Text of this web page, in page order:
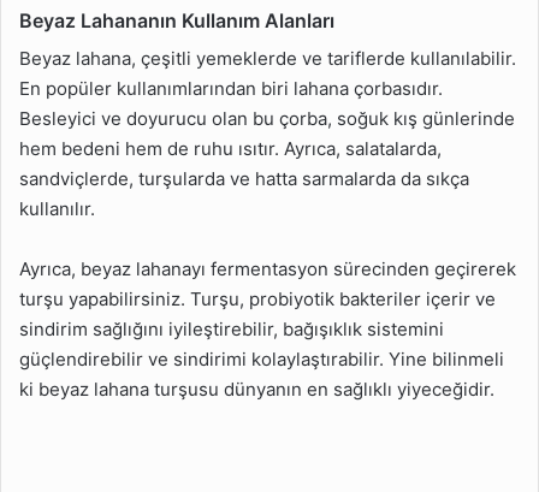
Beyaz Lahananın Kullanım Alanları
Beyaz lahana, çeşitli yemeklerde ve tariflerde kullanılabilir.
En popüler kullanımlarından biri lahana çorbasıdır.
Besleyici ve doyurucu olan bu çorba, soğuk kış günlerinde
hem bedeni hem de ruhu ısıtır. Ayrıca, salatalarda,
sandviçlerde, turşularda ve hatta sarmalarda da sıkça
kullanılır.
Ayrıca, beyaz lahanayı fermentasyon sürecinden geçirerek
turşu yapabilirsiniz. Turşu, probiyotik bakteriler içerir ve
sindirim sağlığını iyileştirebilir, bağışıklık sistemini
güçlendirebilir ve sindirimi kolaylaştırabilir. Yine bilinmeli
ki beyaz lahana turşusu dünyanın en sağlıklı yiyeceğidir.